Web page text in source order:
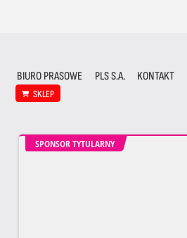
BIURO PRASOWE PLS S.A. KONTAKT
SKLEP
SPONSOR TYTULARNY